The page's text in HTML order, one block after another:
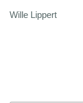
Wille Lippert